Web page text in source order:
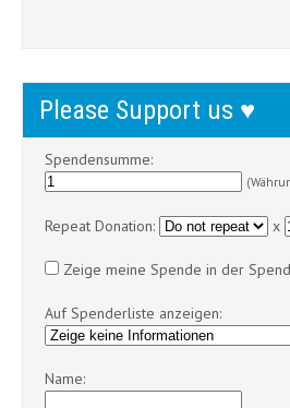
Please Support us ♥
Spendensumme:
Repeat Donation: x
Zeige meine Spende in der
Auf Spenderliste anzeigen:
Name: